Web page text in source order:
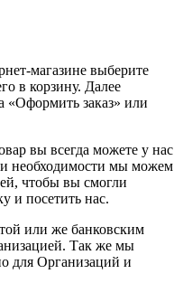
магазине выберите
в корзину. Далее
«Оформить заказ» или
вы всегда можете у нас
необходимости мы можем
чтобы вы смогли
и посетить нас.
или же банковским
Так же мы
для Организаций и